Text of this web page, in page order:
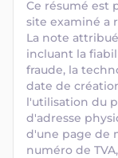
Ce résumé est
site examiné a
La note
incluant la
fraude, la
date de
l'utilisation du
d'adresse
d'une page de
numéro de